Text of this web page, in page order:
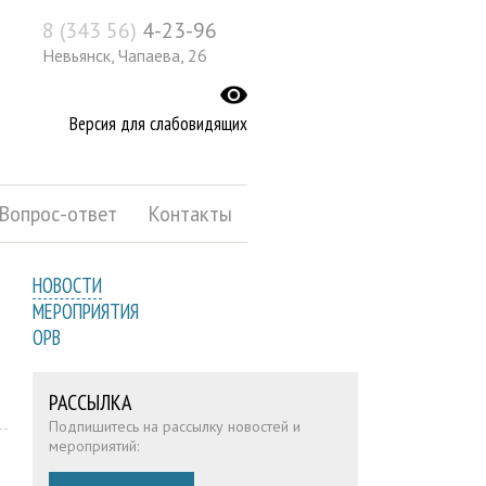
8 (343 56) 4-23-96
Невьянск, Чапаева, 26
Версия для слабовидящих
Вопрос-ответ Контакты
НОВОСТИ
МЕРОПРИЯТИЯ
ОРВ
РАССЫЛКА
Подпишитесь на рассылку новостей и
мероприятий: